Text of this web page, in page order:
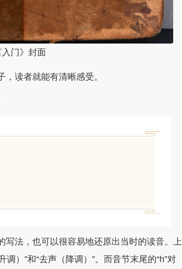
入门》封面
读者就能有清晰感受。
法，也可以很容易地还原出当时的读音。上
）”和“去声（降调）”。而音节末尾的“h”对